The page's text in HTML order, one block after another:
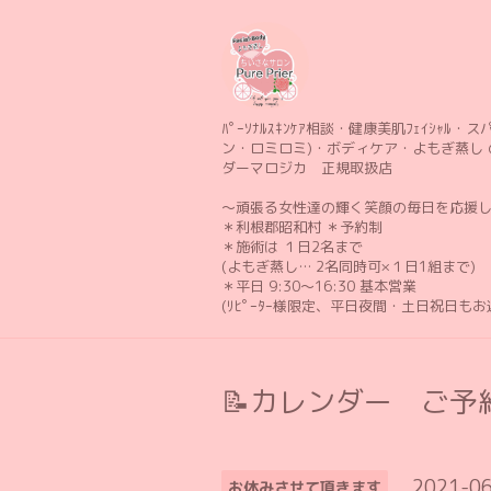
ﾊﾟｰｿﾅﾙｽｷﾝｹｱ相談・健康美肌ﾌｪｲｼｬﾙ・ス
ン・ロミロミ)・ボディケア・よもぎ蒸し
ダーマロジカ 正規取扱店
〜頑張る女性達の輝く笑顔の毎日を応援
＊利根郡昭和村 ＊予約制
＊施術は １日2名まで
(よもぎ蒸し… 2名同時可×１日1組まで)
＊平日 9:30〜16:30 基本営業
(ﾘﾋﾟｰﾀｰ様限定、平日夜間・土日祝日も
📝カレンダー ご予